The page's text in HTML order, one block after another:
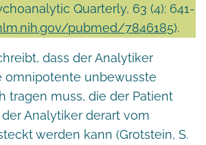
Quarterly, 63 (4): 641-
pubmed/7846185).
dass der Analytiker
omnipotente unbewusste
tragen muss, die der Patient
Analytiker derart vom
werden kann (Grotstein, S.